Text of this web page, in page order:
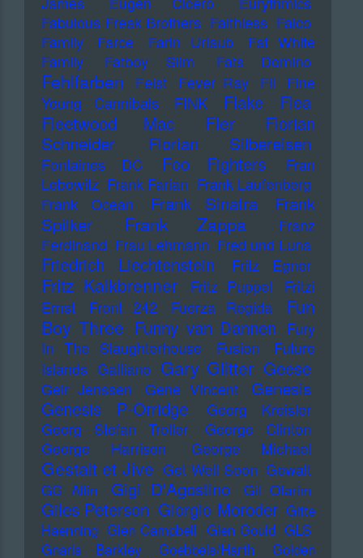
Fabulous Freak Brothers Faithless Falco
Family
Farce Farin Urlaub
Fat White
Family
Fatboy Slim Fats Domino
Fehlfarben Feist Fever Ray Fil
Fine
Young Cannibals
FINK Flake
Flea
Fleetwood Mac
Fler
Florian
Schneider
Florian Silbereisen
Fontaines DC Foo Fighters
Fran
Lebowitz Frank Farian Frank Laufenberg
Frank Ocean
Frank Sinatra
Frank
Spilker
Frank Zappa
Franz
Ferdinand Frau Lehmann Fred und Luna
Friedrich Liechtenstein Fritz Egner
Fritz Kalkbrenner Fritz Puppel
Fritzi
Ernst
Front 242 Fuerza Regida
Fun
Boy Three Funny van Dannen Fury
In The Slaughterhouse
Fusion
Future
Islands Galliano Gary Glitter Geese
Geir Jenssen Gene Vincent
Genesis
Genesis P-Orridge
Georg Kreisler
Georg Stefan Troller
George Clinton
George Harrison
George Michael
Gestalt et Jive Get Well Soon Gewalt
GG Allin
Gigi D'Agostino Gil Ofarim
Giles Peterson Giorgio Moroder Gitte
Haenning Glen Campbell Glen Gould GLS
Gnarls Barkley
Goebbels/Harth
Golden